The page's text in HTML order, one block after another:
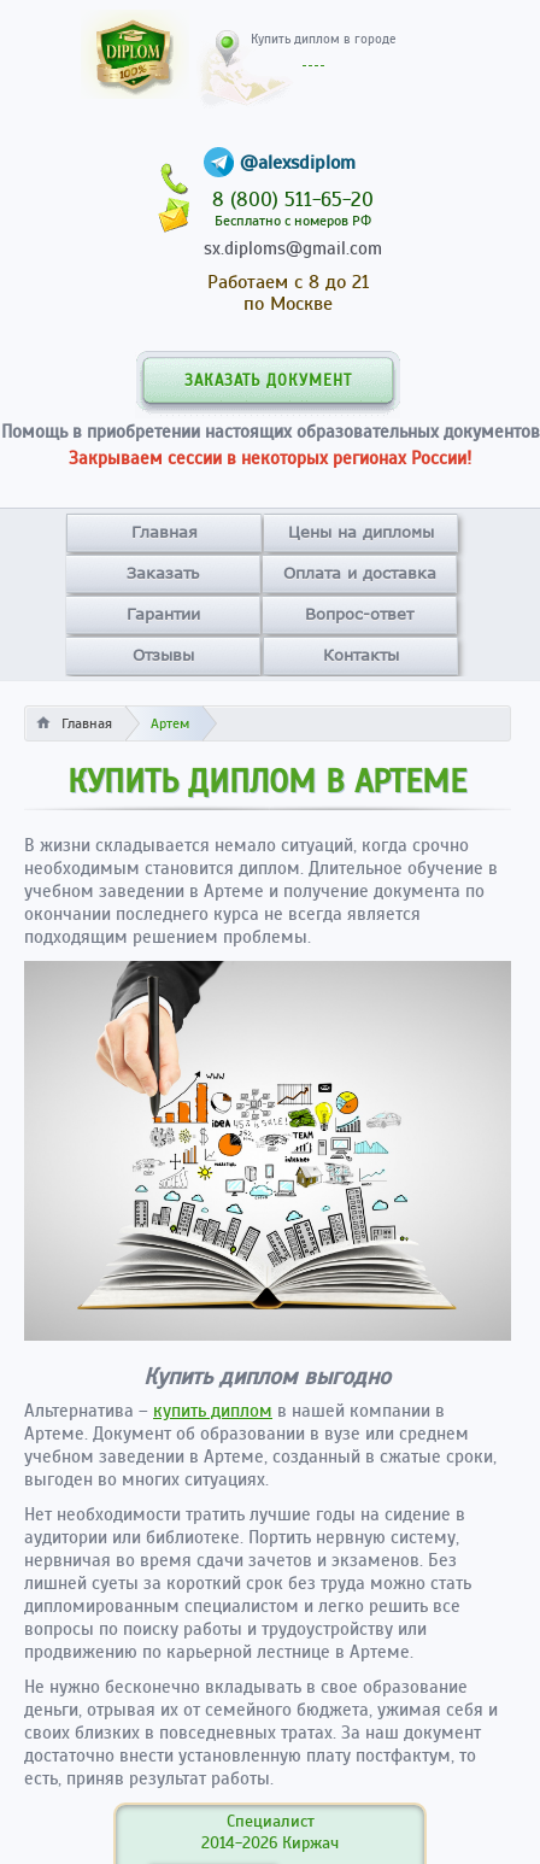
@alexsdiplom
8 (800) 511-65-20
Бесплатно с номеров РФ
sx.diploms@gmail.com
Работаем с 8 до 21
по Москве
ЗАКАЗАТЬ ДОКУМЕНТ
Помощь в приобретении настоящих образовательных документов
Закрываем сессии в некоторых регионах России!
Главная Цены на дипломы
Заказать Оплата и доставка
Гарантии Вопрос-ответ
Отзывы Контакты
Главная Артем
КУПИТЬ ДИПЛОМ В АРТЕМЕ
В жизни складывается немало ситуаций, когда срочно
необходимым становится диплом. Длительное обучение в
учебном заведении в Артеме и получение документа по
окончании последнего курса не всегда является
подходящим решением проблемы.
Купить диплом выгодно
Альтернатива – купить диплом в нашей компании в
Артеме. Документ об образовании в вузе или среднем
учебном заведении в Артеме, созданный в сжатые сроки,
выгоден во многих ситуациях.
Нет необходимости тратить лучшие годы на сидение в
аудитории или библиотеке. Портить нервную систему,
нервничая во время сдачи зачетов и экзаменов. Без
лишней суеты за короткий срок без труда можно стать
дипломированным специалистом и легко решить все
вопросы по поиску работы и трудоустройству или
продвижению по карьерной лестнице в Артеме.
Не нужно бесконечно вкладывать в свое образование
деньги, отрывая их от семейного бюджета, ужимая себя и
своих близких в повседневных тратах. За наш документ
достаточно внести установленную плату постфактум, то
есть, приняв результат работы.
Специалист
2014-2026 Киржач